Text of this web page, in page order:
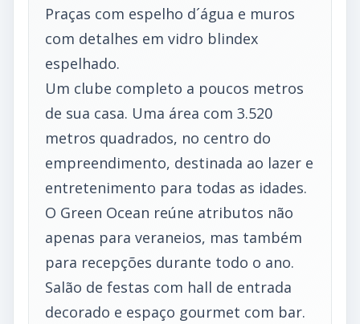
Praças com espelho d´água e muros
com detalhes em vidro blindex
espelhado.
Um clube completo a poucos metros
de sua casa. Uma área com 3.520
metros quadrados, no centro do
empreendimento, destinada ao lazer e
entretenimento para todas as idades.
O Green Ocean reúne atributos não
apenas para veraneios, mas também
para recepções durante todo o ano.
Salão de festas com hall de entrada
decorado e espaço gourmet com bar.